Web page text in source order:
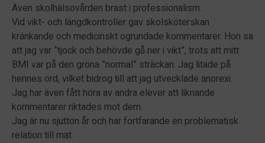
Även skolhälsovården brast i professionalism.
Vid vikt- och längdkontroller gav skolsköterskan
kränkande och medicinskt ogrundade kommentarer. Hon sa
att jag var ”tjock och behövde gå ner i vikt”, trots att mitt
BMI var på den gröna ”normal” sträckan. Jag litade på
hennes ord, vilket bidrog till att jag utvecklade anorexi.
Jag har även fått höra av andra elever att liknande
kommentarer riktades mot dem.
Jag är nu sjutton år och har fortfarande en problematisk
relation till mat.